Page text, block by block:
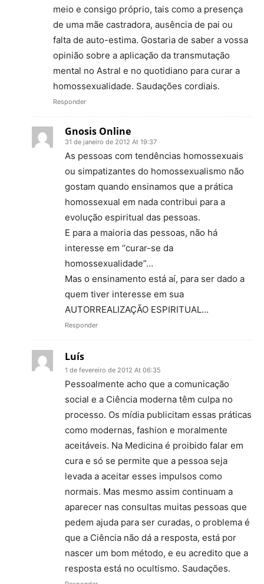
meio e consigo próprio, tais como a presença
de uma mãe castradora, ausência de pai ou
falta de auto-estima. Gostaria de saber a vossa
opinião sobre a aplicação da transmutação
mental no Astral e no quotidiano para curar a
homossexualidade. Saudações cordiais.
Responder
Gnosis Online
31 de janeiro de 2012 At 19:37
As pessoas com tendências homossexuais
ou simpatizantes do homossexualismo não
gostam quando ensinamos que a prática
homossexual em nada contribui para a
evolução espiritual das pessoas.
E para a maioria das pessoas, não há
interesse em “curar-se da
homossexualidade”…
Mas o ensinamento está aí, para ser dado a
quem tiver interesse em sua
AUTORREALIZAÇÃO ESPIRITUAL…
Responder
Luís
1 de fevereiro de 2012 At 06:35
Pessoalmente acho que a comunicação
social e a Ciência moderna têm culpa no
processo. Os mídia publicitam essas práticas
como modernas, fashion e moralmente
aceitáveis. Na Medicina é proibido falar em
cura e só se permite que a pessoa seja
levada a aceitar esses impulsos como
normais. Mas mesmo assim continuam a
aparecer nas consultas muitas pessoas que
pedem ajuda para ser curadas, o problema é
que a Ciência não dá a resposta, está por
nascer um bom método, e eu acredito que a
resposta está no ocultismo. Saudações.